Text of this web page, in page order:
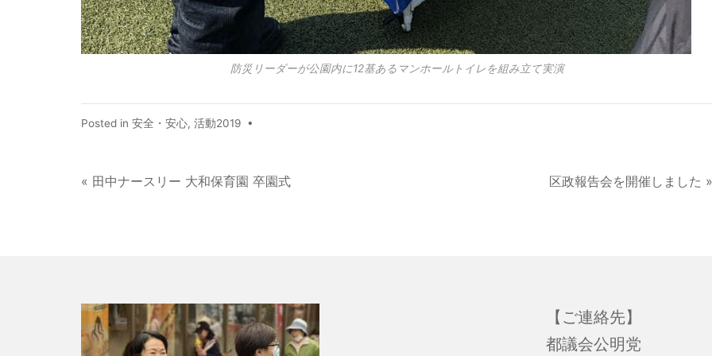
防災リーダーが公園内に12基あるマンホールトイレを組み立て実演
Posted in 安全・安心, 活動2019 •
区政報告会を開催しました »
« 田中ナースリー 大和保育園 卒園式
【ご連絡先】
都議会公明党